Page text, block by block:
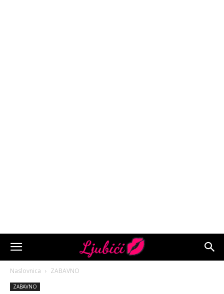
Naslovnica ZABAVNO
ZABAVNO